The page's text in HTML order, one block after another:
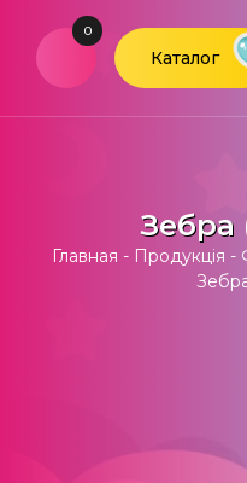
0
Каталог
Зебра
Главная - Продукція -